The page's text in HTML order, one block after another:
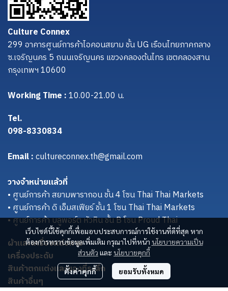
เว็บไซต์นี้ใช้คุกกี้เพื่อมอบประสบการณ์การใช้งานที่ดีที่สุด หาก
ต้องการทราบข้อมูลเพิ่มเติม กรุณาไปที่หน้า นโยบายความเป็น
ส่วนตัว และ นโยบายคุกกี้
ตั้งค่าคุกกี้ ยอมรับทั้งหมด
Culture Connex
299 อาคารศูนย์การค้าไอคอนสยาม ชั้น UG เรือนไทยภาคกลาง
ซ.เจริญนคร 5 ถนนเจริญนคร แขวงคลองต้นไทร เขตคลองสาน
กรุงเทพฯ 10600
Working Time :10.00-21.00 น.
Tel.
098-8330834
Email :cultureconnex.th@gmail.com
วางจำหน่ายแล้วที่
• ศูนย์การค้า สยามพารากอน ชั้น 4 โซน Thai Thai Markets
• ศูนย์การค้า ดิ เอ็มสเฟียร์ ชั้น 1 โซน Thai Thai Markets
• ศูนย์การค้า บลูพอร์ต หัวหิน ชั้น B โซน Proud Thai
ผ้าและเครื่องแต่งกาย
เครื่องประดับ
สินค้าตกแต่งและของที่ระลึก
สินค้าอื่นๆ